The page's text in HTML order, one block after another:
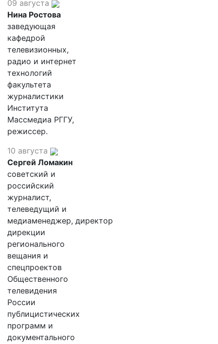
09 августа
Нина Ростова
заведующая
кафедрой
телевизионных,
радио и интернет
технологий
факультета
журналистики
Института
Массмедиа РГГУ,
режиссер.
10 августа
Сергей Ломакин
советский и
российский
журналист,
телеведущий и
медиаменеджер, директор
дирекции
регионального
вещания и
спецпроектов
Общественного
телевидения
России
публицистических
программ и
документального